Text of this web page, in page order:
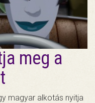
meg a
magyar alkotás nyitja